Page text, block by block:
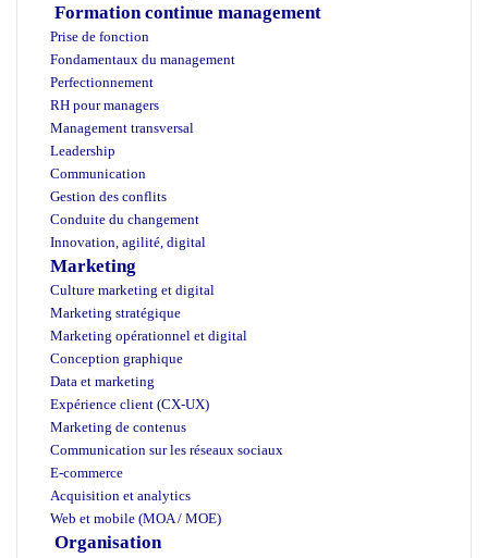
Formation continue management
Prise de fonction
Fondamentaux du management
Perfectionnement
RH pour managers
Management transversal
Leadership
Communication
Gestion des conflits
Conduite du changement
Innovation, agilité, digital
Marketing
Culture marketing et digital
Marketing stratégique
Marketing opérationnel et digital
Conception graphique
Data et marketing
Expérience client (CX-UX)
Marketing de contenus
Communication sur les réseaux sociaux
E-commerce
Acquisition et analytics
Web et mobile (MOA / MOE)
Organisation